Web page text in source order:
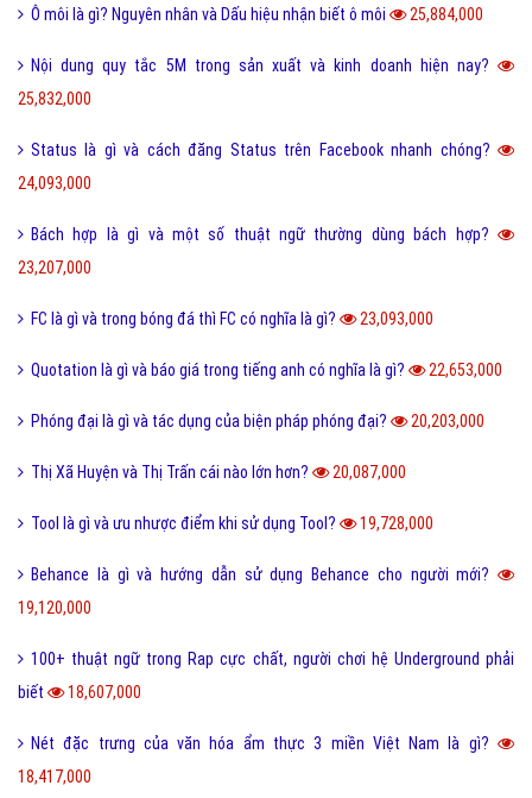
Ô môi là gì? Nguyên nhân và Dấu hiệu nhận biết ô môi 25,884,000
Nội dung quy tắc 5M trong sản xuất và kinh doanh hiện nay?
25,832,000
Status là gì và cách đăng Status trên Facebook nhanh chóng?
24,093,000
Bách hợp là gì và một số thuật ngữ thường dùng bách hợp?
23,207,000
FC là gì và trong bóng đá thì FC có nghĩa là gì? 23,093,000
Quotation là gì và báo giá trong tiếng anh có nghĩa là gì? 22,653,000
Phóng đại là gì và tác dụng của biện pháp phóng đại? 20,203,000
Thị Xã Huyện và Thị Trấn cái nào lớn hơn? 20,087,000
Tool là gì và ưu nhược điểm khi sử dụng Tool? 19,728,000
Behance là gì và hướng dẫn sử dụng Behance cho người mới?
19,120,000
100+ thuật ngữ trong Rap cực chất, người chơi hệ Underground phải
biết
18,607,000
Nét đặc trưng của văn hóa ẩm thực 3 miền Việt Nam là gì?
18,417,000